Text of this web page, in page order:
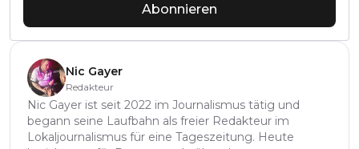
Abonnieren
Nic Gayer
Redakteur
Nic Gayer ist seit 2022 im Journalismus tätig und
begann seine Laufbahn als freier Redakteur im
Lokaljournalismus für eine Tageszeitung. Heute